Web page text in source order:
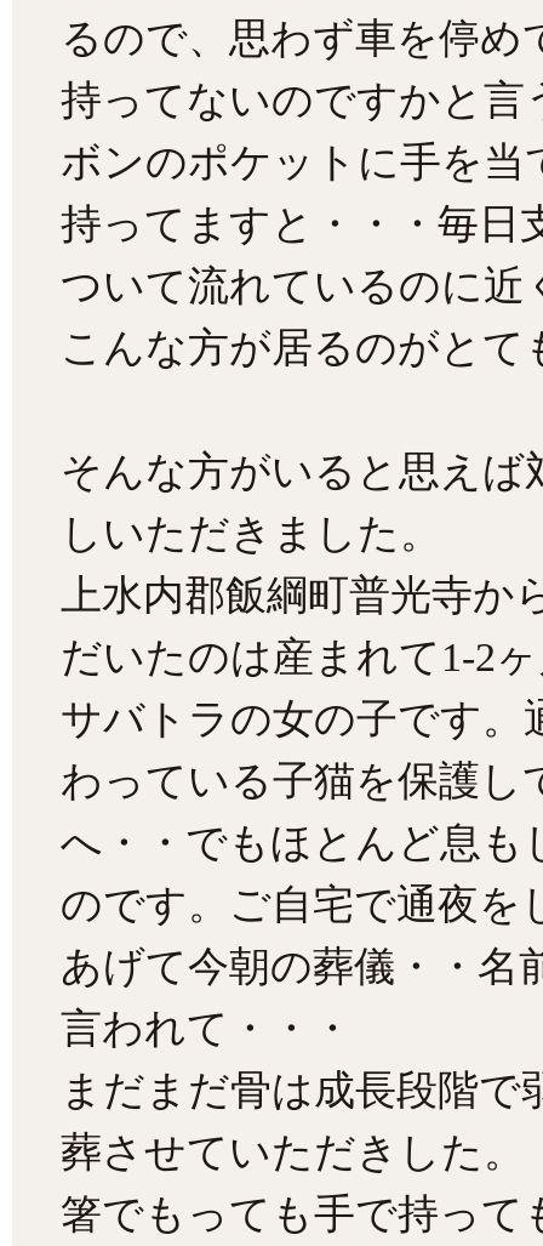
るので、思わず車を停め
持ってないのですかと
ボンのポケットに手を当
持ってますと・・・毎日
ついて流れているのに近
こんな方が居るのがとて
そんな方がいると思え
しいただきました。
上水内郡飯綱町普光寺
だいたのは産まれて1-2
サバトラの女の子です。
わっている子猫を保護し
へ・・でもほとんど息
のです。ご自宅で通夜を
あげて今朝の葬儀・・名
言われて・・・
まだまだ骨は成長段階
葬させていただきした。
箸でもっても手で持っ